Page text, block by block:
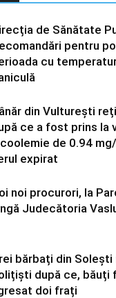
de Sănătate
pentru
cu
din Vulturești
ce a fost prins la
de 0.94
expirat
noi procurori, la
Judecătoria
bărbați din
după ce, băuți
doi frați